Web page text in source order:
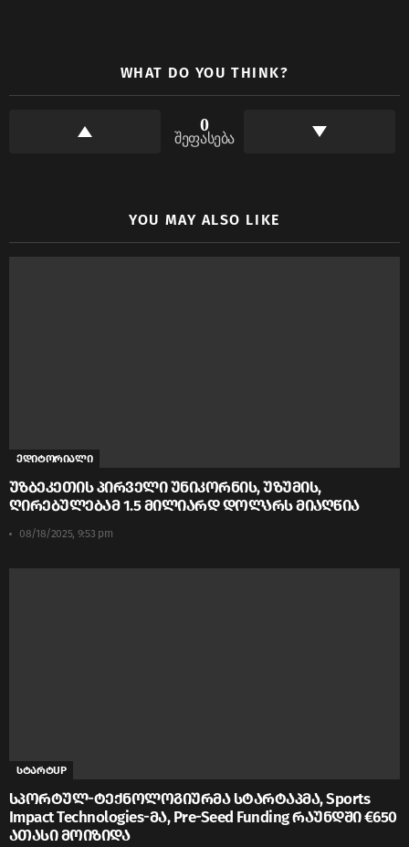
WHAT DO YOU THINK?
0
შეფასება
YOU MAY ALSO LIKE
ედიტორიალი
უზბეკეთის პირველი უნიკორნის, უზუმის,
ღირებულებამ 1.5 მილიარდ დოლარს მიაღწია
08/18/2025, 9:53 pm
სტარტUP
სპორტულ-ტექნოლოგიურმა სტარტაპმა, Sports
Impact Technologies-მა, Pre-Seed Funding რაუნდში €650
ათასი მოიზიდა